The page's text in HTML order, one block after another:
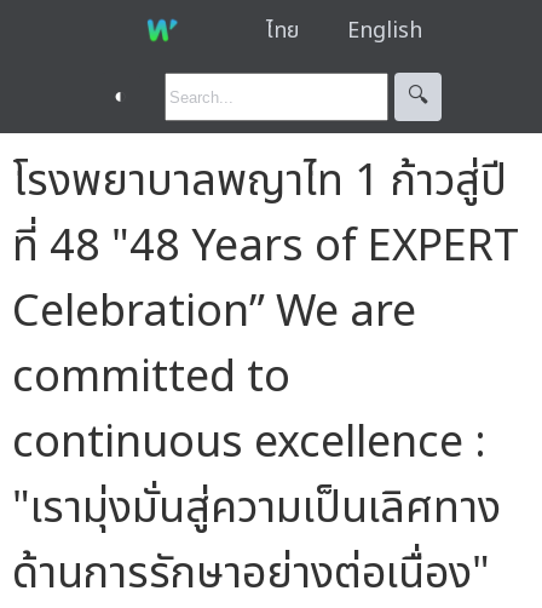
ไทย English
◐ 🔍︎
โรงพยาบาลพญาไท 1 ก้าวสู่ปี
ที่ 48 "48 Years of EXPERT
Celebration” We are
committed to
continuous excellence :
"เรามุ่งมั่นสู่ความเป็นเลิศทาง
ด้านการรักษาอย่างต่อเนื่อง"